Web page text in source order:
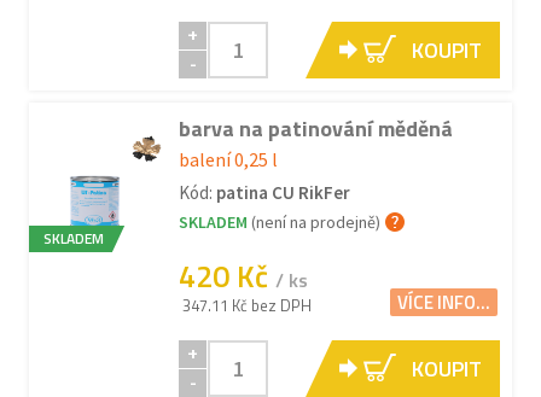
+
-
KOUPIT
SKLADEM
barva na patinování měděná
balení 0,25 l
Kód: patina CU RikFer
SKLADEM (není na prodejně)
420 Kč / ks
347.11 Kč bez DPH VÍCE INFO...
+
-
KOUPIT